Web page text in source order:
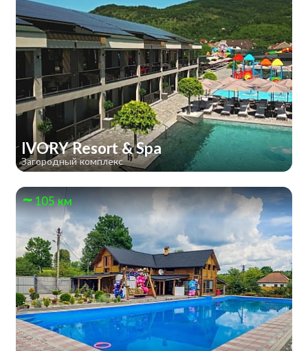
IVORY Resort & Spa
Загородный комплекс
105 км